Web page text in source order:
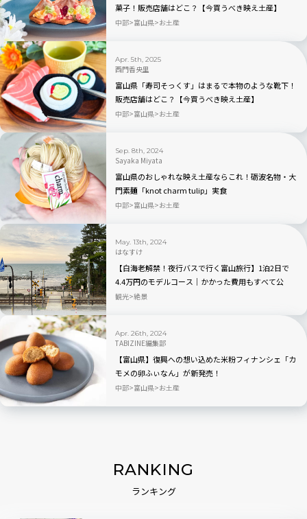
菓子！販売店舗はどこ？【今買うべき映え土産】
中部 富山県 お土産
Apr. 5th, 2025
西門香央里
富山県「寿司そっくす」はまるで本物のような靴下！
販売店舗はどこ？【今買うべき映え土産】
中部 富山県 お土産
Sep. 8th, 2024
Sayaka Miyata
富山県のおしゃれな映え土産ならこれ！砺波名物・大
門素麺「knot charm tulip」実食
中部 富山県 お土産
May. 13th, 2024
はなすけ
【白海老解禁！夜行バスで行く富山旅行】1泊2日で
4.4万円のモデルコース｜かかった費用もすべて公
開！
観光 絶景
Apr. 26th, 2024
TABIZINE編集部
【富山県】復興への想い込めた米粉フィナンシェ「カ
モメの卵ふぃなん」が新発売！
中部 富山県 お土産
RANKING
ランキング